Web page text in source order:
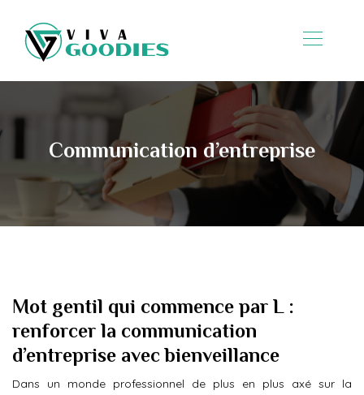
Communication d’entreprise
Mot gentil qui commence par L :
renforcer la communication
d’entreprise avec bienveillance
Dans un monde professionnel de plus en plus axé sur la